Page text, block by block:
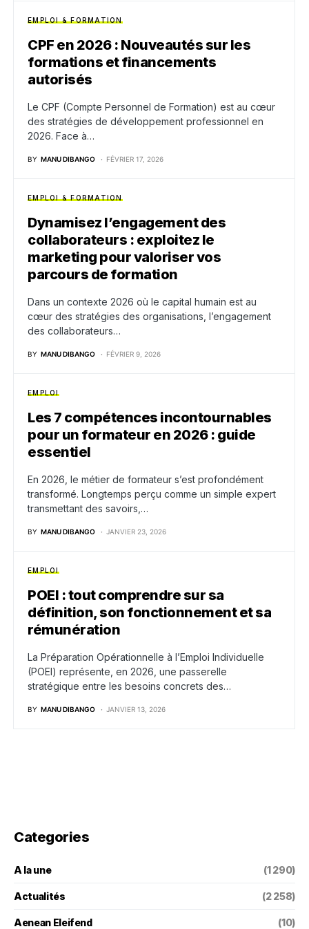
EMPLOI & FORMATION
CPF en 2026 : Nouveautés sur les
formations et financements
autorisés
Le CPF (Compte Personnel de Formation) est au cœur
des stratégies de développement professionnel en
2026. Face à…
BY MANU DIBANGO FÉVRIER 17, 2026
EMPLOI & FORMATION
Dynamisez l’engagement des
collaborateurs : exploitez le
marketing pour valoriser vos
parcours de formation
Dans un contexte 2026 où le capital humain est au
cœur des stratégies des organisations, l’engagement
des collaborateurs…
BY MANU DIBANGO FÉVRIER 9, 2026
EMPLOI
Les 7 compétences incontournables
pour un formateur en 2026 : guide
essentiel
En 2026, le métier de formateur s’est profondément
transformé. Longtemps perçu comme un simple expert
transmettant des savoirs,…
BY MANU DIBANGO JANVIER 23, 2026
EMPLOI
POEI : tout comprendre sur sa
définition, son fonctionnement et sa
rémunération
La Préparation Opérationnelle à l’Emploi Individuelle
(POEI) représente, en 2026, une passerelle
stratégique entre les besoins concrets des…
BY MANU DIBANGO JANVIER 13, 2026
Categories
A la une (1 290)
Actualités (2 258)
Aenean Eleifend (10)